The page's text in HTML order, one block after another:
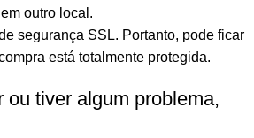
outro local.
segurança SSL. Portanto, pode ficar
está totalmente protegida.
ou tiver algum problema,